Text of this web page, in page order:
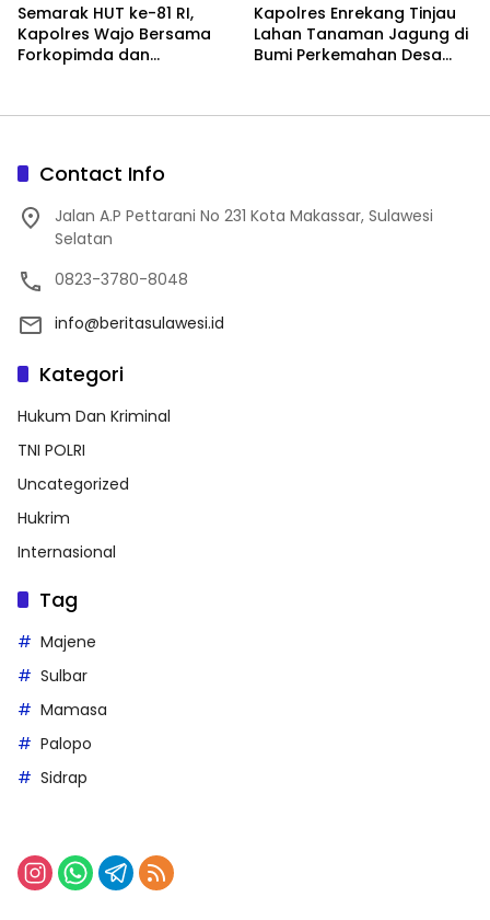
Semarak HUT ke-81 RI,
Kapolres Wajo Bersama
Forkopimda dan
Kapolres Enrekang Tinjau
Lahan Tanaman Jagung di
Bumi Perkemahan Desa
Contact Info
Jalan A.P Pettarani No 231 Kota Makassar, Sulawesi
Selatan
0823-3780-8048
info@beritasulawesi.id
Kategori
Hukum Dan Kriminal
TNI POLRI
Uncategorized
Hukrim
Internasional
Tag
Majene
Sulbar
Mamasa
Palopo
Sidrap